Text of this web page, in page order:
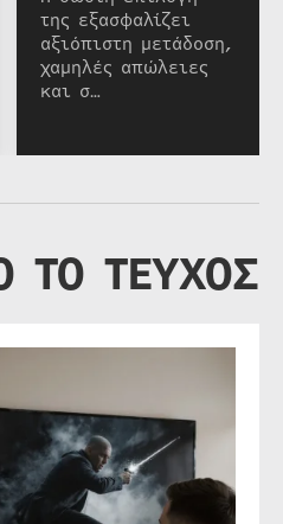
της εξασφαλίζει
αξιόπιστη μετάδοση,
χαμηλές απώλειες
και σ…
ΤΟ ΤΕΥΧΟΣ